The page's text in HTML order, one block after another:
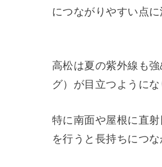
につながりやすい点に
高松は夏の紫外線も
グ）が目立つようにな
特に南面や屋根に直
を行うと長持ちにつ